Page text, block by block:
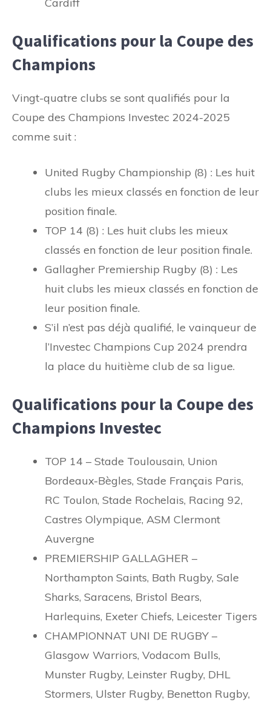
Qualifications pour la Coupe des
Champions
Vingt-quatre clubs se sont qualifiés pour la
Coupe des Champions Investec 2024-2025
comme suit :
United Rugby Championship (8) : Les huit
clubs les mieux classés en fonction de leur
position finale.
TOP 14 (8) : Les huit clubs les mieux
classés en fonction de leur position finale.
Gallagher Premiership Rugby (8) : Les
huit clubs les mieux classés en fonction de
leur position finale.
S’il n’est pas déjà qualifié, le vainqueur de
l’Investec Champions Cup 2024 prendra
la place du huitième club de sa ligue.
Qualifications pour la Coupe des
Champions Investec
TOP 14 – Stade Toulousain, Union
Bordeaux-Bègles, Stade Français Paris,
RC Toulon, Stade Rochelais, Racing 92,
Castres Olympique, ASM Clermont
Auvergne
PREMIERSHIP GALLAGHER –
Northampton Saints, Bath Rugby, Sale
Sharks, Saracens, Bristol Bears,
Harlequins, Exeter Chiefs, Leicester Tigers
CHAMPIONNAT UNI DE RUGBY –
Glasgow Warriors, Vodacom Bulls,
Munster Rugby, Leinster Rugby, DHL
Stormers, Ulster Rugby, Benetton Rugby,